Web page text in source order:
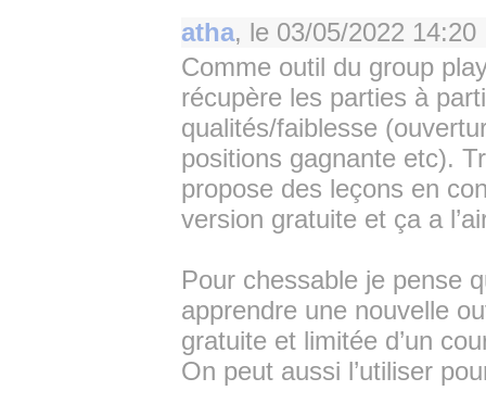
atha, le 03/05/2022 14:20
Comme outil du group
récupère les parties à
qualités/faiblesse
positions gagnante etc).
propose des leçons en
version gratuite et ça a
Pour chessable je pense
apprendre une nouvelle
gratuite et limitée d’un
On peut aussi l’utiliser